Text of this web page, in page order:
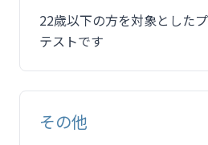
22歳以下の方を対象とした
テストです
その他